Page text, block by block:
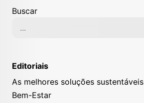
Buscar
Editoriais
As melhores soluções sustentáveis
Bem-Estar